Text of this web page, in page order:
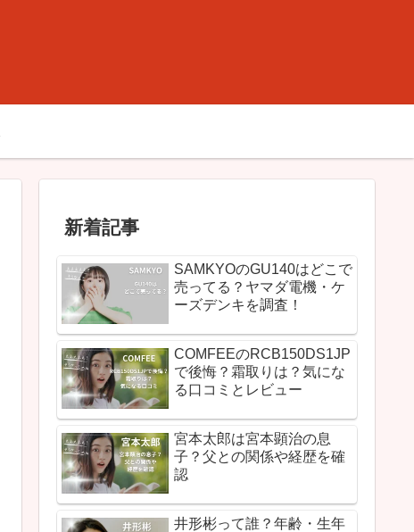
新着記事
SAMKYOのGU140はどこで
売ってる？ヤマダ電機・ケ
ーズデンキを調査！
COMFEEのRCB150DS1JP
で後悔？霜取りは？気にな
る口コミとレビュー
宮本太郎は宮本顕治の息
子？父との関係や経歴を確
認
井形彬って誰？年齢・生年